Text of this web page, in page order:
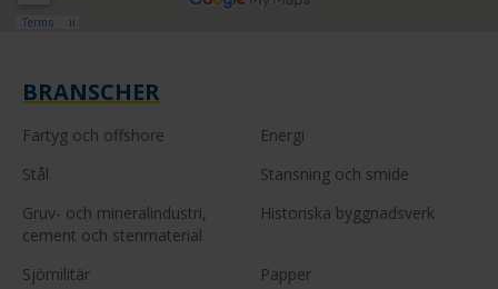
BRANSCHER
Fartyg och offshore
Energi
Stål
Stansning och smide
Gruv- och mineralindustri,
cement och stenmaterial
Historiska byggnadsverk
Sjömilitär
Papper